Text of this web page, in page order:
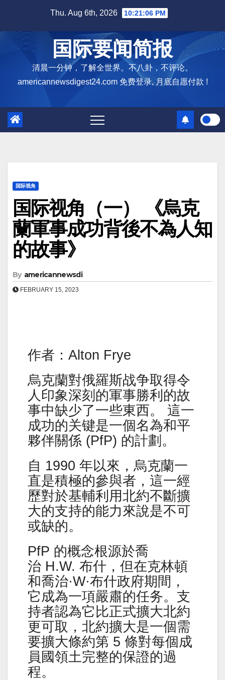
content
Thu. Aug 6th, 2026 10:21:07 PM
国际要闻简报
清晨一分钟，了解全世界。不八卦，不评论。
americannewsdigest24.com 免费登录, 月底自愿付款 !
国际视角
国际视角（一） 《烏克
蘭軍事成功背後不為人知
的故事》
By americannewsdi
FEBRUARY 15, 2023
作者：Alton Frye
烏克蘭對俄羅斯战争取得令
人印象深刻的軍事勝利的故
事中缺少了一些東西。 這一
成功的关键是一個名為和平
夥伴關係 (PfP) 的計劃。
自 1990 年以來，烏克蘭一
直是積極的參與者，這一經
歷對於基輔利用北約不斷擴
大的支持的能力來說是不可
或缺的。
PfP 的概念根源於喬
治 H.W. 布什，但在克林頓
和喬治·W·布什政府期間，
它成為一項嚴肅的任务。支
持者認為它比正式擴大北約
更可取，北約擴大是一個需
要擴大條約第 5 條對每個成
員國領土完整的保證的過
程。